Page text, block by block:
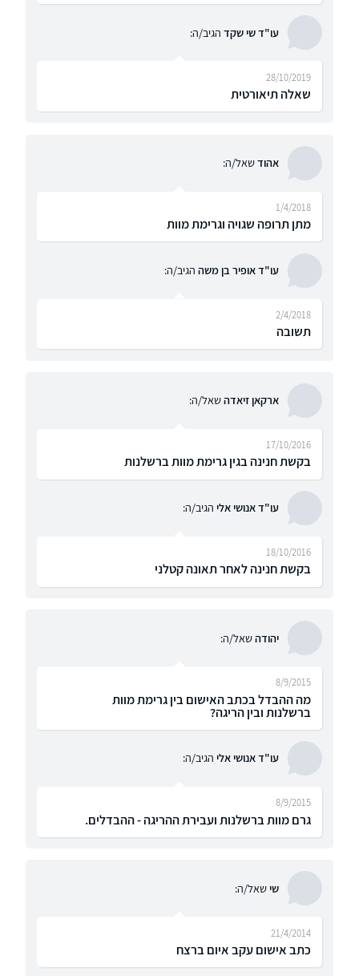
עו"ד שי שקד הגיב/ה:
שאלה תיאורטית
28/10/2019
אהודשאל/ה:
מתן תרופה שגויה וגרימת מוות
1/4/2018
עו"ד אופיר בן משה הגיב/ה:
תשובה
2/4/2018
ארקאן זיאדהשאל/ה:
בקשת חנינה בגין גרימת מוות ברשלנות
17/10/2016
עו"ד אנושי אלי הגיב/ה:
בקשת חנינה לאחר תאונה קטלני
18/10/2016
יהודהשאל/ה:
מה ההבדל בכתב האישום בין גרימת מוות
ברשלנות ובין הריגה?
8/9/2015
עו"ד אנושי אלי הגיב/ה:
גרם מוות ברשלנות ועבירת ההריגה - ההבדלים.
8/9/2015
שישאל/ה:
כתב אישום עקב איום ברצח
21/4/2014